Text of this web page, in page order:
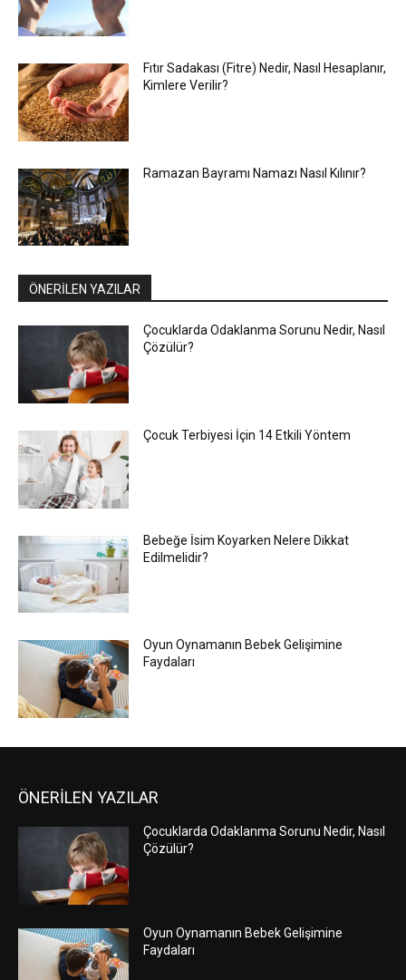
Fıtır Sadakası (Fitre) Nedir, Nasıl Hesaplanır,
Kimlere Verilir?
Ramazan Bayramı Namazı Nasıl Kılınır?
ÖNERİLEN YAZILAR
Çocuklarda Odaklanma Sorunu Nedir, Nasıl
Çözülür?
Çocuk Terbiyesi İçin 14 Etkili Yöntem
Bebeğe İsim Koyarken Nelere Dikkat
Edilmelidir?
Oyun Oynamanın Bebek Gelişimine
Faydaları
ÖNERİLEN YAZILAR
Çocuklarda Odaklanma Sorunu Nedir, Nasıl
Çözülür?
Oyun Oynamanın Bebek Gelişimine
Faydaları